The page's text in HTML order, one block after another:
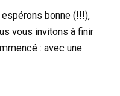
bonne (!!!),
vous invitons à finir
: avec une